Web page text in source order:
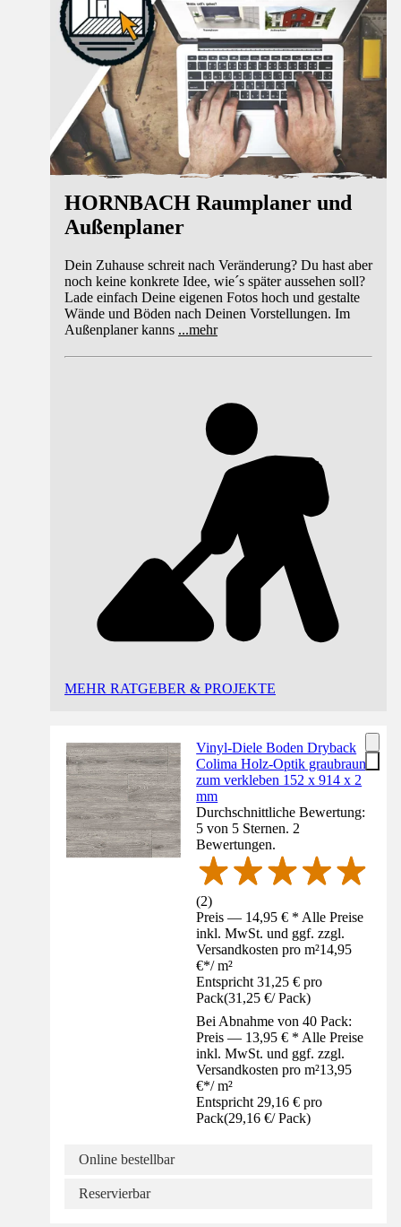
HORNBACH Raumplaner und
Außenplaner
Dein Zuhause schreit nach Veränderung? Du hast aber
noch keine konkrete Idee, wie´s später aussehen soll?
Lade einfach Deine eigenen Fotos hoch und gestalte
Wände und Böden nach Deinen Vorstellungen. Im
Außenplaner kanns ...mehr
MEHR RATGEBER & PROJEKTE
Vinyl-Diele Boden Dryback
Colima Holz-Optik graubraun
zum verkleben 152 x 914 x 2
mm
Durchschnittliche Bewertung:
5 von 5 Sternen. 2
Bewertungen.
(2)
Preis — 14,95 € * Alle Preise
inkl. MwSt. und ggf. zzgl.
Versandkosten pro m²14,95
€*/ m²
Entspricht 31,25 € pro
Pack(31,25 €/ Pack)
Bei Abnahme von 40 Pack:
Preis — 13,95 € * Alle Preise
inkl. MwSt. und ggf. zzgl.
Versandkosten pro m²13,95
€*/ m²
Entspricht 29,16 € pro
Pack(29,16 €/ Pack)
Online bestellbar
Reservierbar